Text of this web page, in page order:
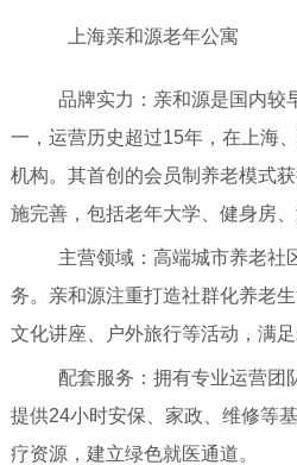
上海亲和源老年公寓
品牌实力：亲和源是国内较
一，运营历史超过15年，在上海
机构。其首创的会员制养老模式
施完善，包括老年大学、健身房、
主营领域：高端城市养老社
务。亲和源注重打造社群化养老
文化讲座、户外旅行等活动，满
配套服务：拥有专业运营团队
提供24小时安保、家政、维修等
疗资源，建立绿色就医通道。